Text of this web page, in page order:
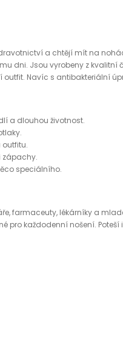
a chtějí mít na
Jsou vyrobeny z kvalitní
Navíc s antibakteriální
a dlouhou životnost.
outfitu.
zápachy.
speciálního.
farmaceuty, lékárníky a
každodenní nošení.